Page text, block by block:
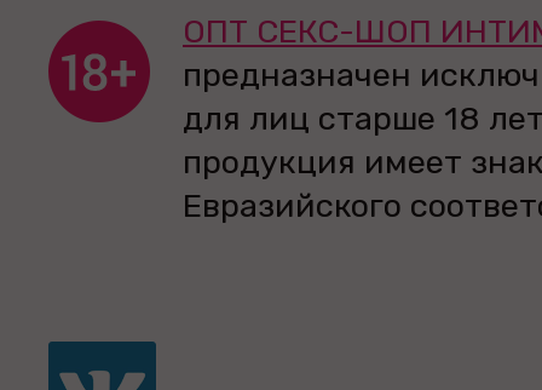
ОПТ СЕКС-ШОП
предназначен
для лиц старше 18
продукция имеет
Евразийского